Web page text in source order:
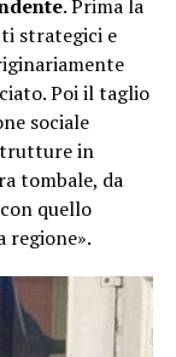
. Prima la
strategici e
Poi il taglio
sociale
in
tombale, da
quello
regione».